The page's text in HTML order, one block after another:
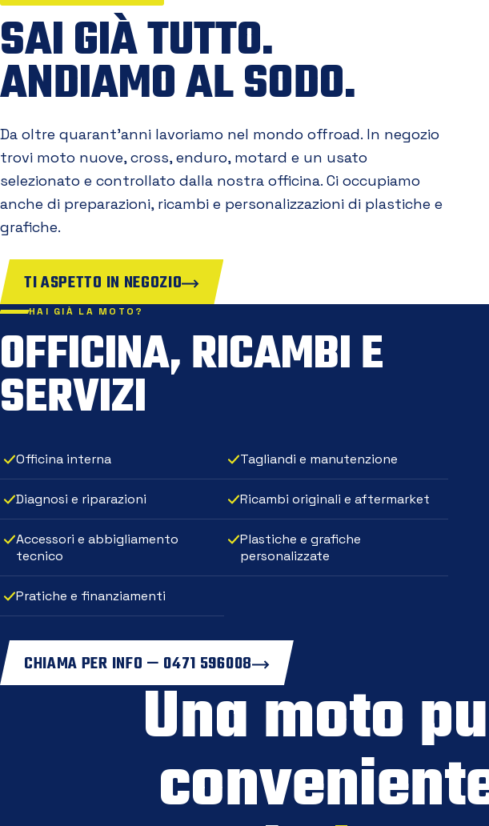
SAI GIÀ TUTTO.
ANDIAMO AL SODO.
Da oltre quarant'anni lavoriamo nel mondo offroad. In negozio
trovi moto nuove, cross, enduro, motard e un usato
selezionato e controllato dalla nostra officina. Ci occupiamo
anche di preparazioni, ricambi e personalizzazioni di plastiche e
grafiche.
TI ASPETTO IN NEGOZIO
HAI GIÀ LA MOTO?
OFFICINA, RICAMBI E
SERVIZI
Officina interna Tagliandi e manutenzione
Diagnosi e riparazioni Ricambi originali e aftermarket
Accessori e abbigliamento
tecnico
Plastiche e grafiche
personalizzate
Pratiche e finanziamenti
CHIAMA PER INFO — 0471 596008
Una moto